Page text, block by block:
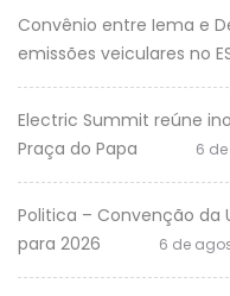
Convênio entre Iema e
emissões veiculares no
Electric Summit reúne
Praça do Papa
6
Politica – Convenção da
para 2026
6 de